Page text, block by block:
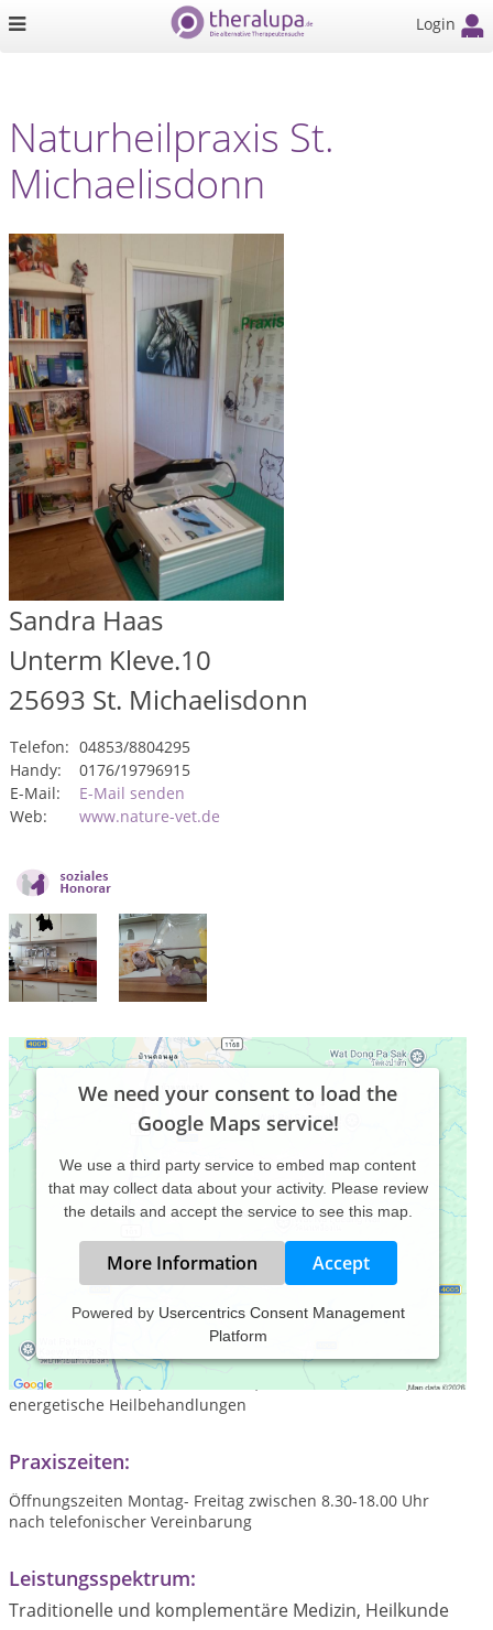
Login
Naturheilpraxis St.
Michaelisdonn
Sandra Haas
Unterm Kleve.10
25693 St. Michaelisdonn
Telefon: 04853/8804295
Handy:
0176/19796915
E-Mail:
E-Mail senden
Web:
www.nature-vet.de
We need your consent to load the
Google Maps service!
We use a third party service to embed map content
that may collect data about your activity. Please review
the details and accept the service to see this map.
More Information Accept
Powered by Usercentrics Consent Management
Platform
Meine therapeutischen Schwerpunkte liegen in der
chinesischen Medizin, TCM, Bioresonanz, westliche
Kräuterheilkunde, Schüsslersalze, Tierkommunikation,
energetische Heilbehandlungen
Praxiszeiten:
Öffnungszeiten Montag- Freitag zwischen 8.30-18.00 Uhr
nach telefonischer Vereinbarung
Leistungsspektrum:
Traditionelle und komplementäre Medizin, Heilkunde